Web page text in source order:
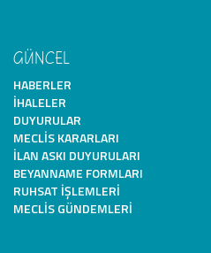
GÜNCEL
HABERLER
İHALELER
DUYURULAR
MECLIS KARARLARI
İLAN ASKI DUYURULARI
BEYANNAME FORMLARI
RUHSAT İŞLEMLERI
MECLIS GÜNDEMLERI